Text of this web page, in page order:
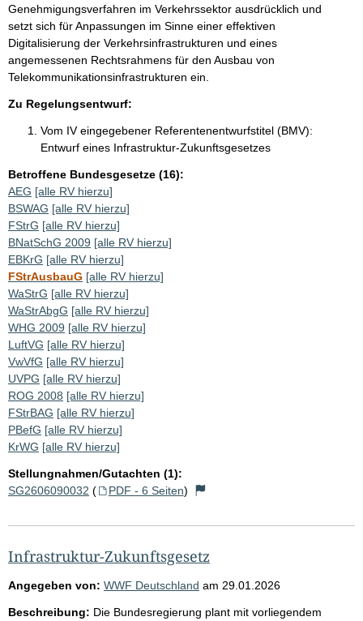
Genehmigungsverfahren im Verkehrssektor ausdrücklich und
setzt sich für Anpassungen im Sinne einer effektiven
Digitalisierung der Verkehrsinfrastrukturen und eines
angemessenen Rechtsrahmens für den Ausbau von
Telekommunikationsinfrastrukturen ein.
Zu Regelungsentwurf:
Vom IV eingegebener Referentenentwurfstitel (BMV):
Entwurf eines Infrastruktur-Zukunftsgesetzes
Betroffene Bundesgesetze (16):
AEG [alle RV hierzu]
BSWAG [alle RV hierzu]
FStrG [alle RV hierzu]
BNatSchG 2009 [alle RV hierzu]
EBKrG [alle RV hierzu]
FStrAusbauG [alle RV hierzu]
WaStrG [alle RV hierzu]
WaStrAbgG [alle RV hierzu]
WHG 2009 [alle RV hierzu]
LuftVG [alle RV hierzu]
VwVfG [alle RV hierzu]
UVPG [alle RV hierzu]
ROG 2008 [alle RV hierzu]
FStrBAG [alle RV hierzu]
PBefG [alle RV hierzu]
KrWG [alle RV hierzu]
Stellungnahmen/Gutachten (1):
SG2606090032 ( PDF - 6 Seiten)
Infrastruktur-Zukunftsgesetz
Angegeben von: WWF Deutschland am 29.01.2026
Beschreibung: Die Bundesregierung plant mit vorliegendem